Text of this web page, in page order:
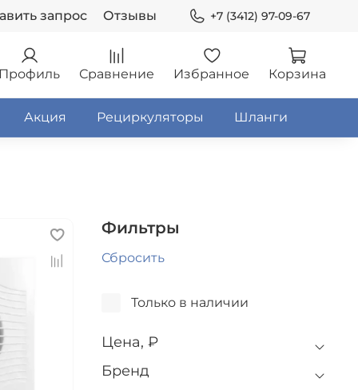
запрос Отзывы +7 (3412) 97-09-67
Профиль Сравнение Избранное Корзина
Акция Рециркуляторы Шланги
Фильтры
Сбросить
Только в наличии
Цена, ₽
Бренд